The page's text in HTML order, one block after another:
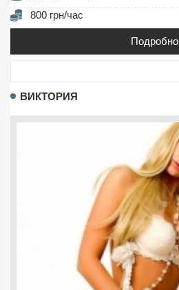
800 грн/час
Подробно
ВИКТОРИЯ